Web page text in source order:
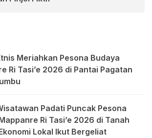
Meriahkan Pesona Budaya
Ri Tasi’e 2026 di Pantai Pagatan
Padati Puncak Pesona
Ri Tasi’e 2026 di Tanah
Lokal Ikut Bergeliat